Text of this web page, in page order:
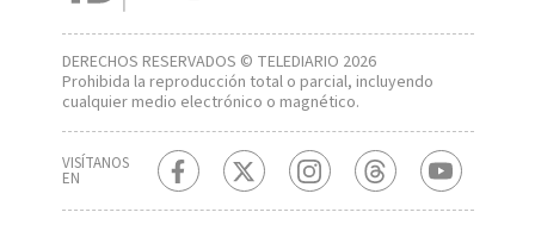
DERECHOS RESERVADOS © TELEDIARIO 2026
Prohibida la reproducción total o parcial, incluyendo
cualquier medio electrónico o magnético.
VISÍTANOS
EN